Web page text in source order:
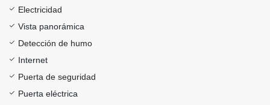
Electricidad
Vista panorámica
Detección de humo
Internet
Puerta de seguridad
Puerta eléctrica